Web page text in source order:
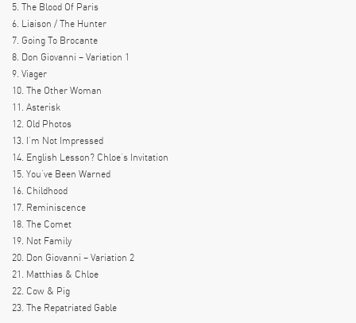
5. The Blood Of Paris
6. Liaison / The Hunter
7. Going To Brocante
8. Don Giovanni – Variation 1
9. Viager
10. The Other Woman
11. Asterisk
12. Old Photos
13. I’m Not Impressed
14. English Lesson? Chloe’s Invitation
15. You’ve Been Warned
16. Childhood
17. Reminiscence
18. The Comet
19. Not Family
20. Don Giovanni – Variation 2
21. Matthias & Chloe
22. Cow & Pig
23. The Repatriated Gable